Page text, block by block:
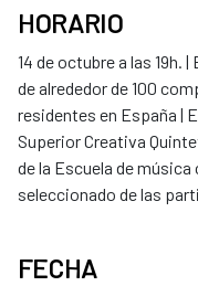
HORARIO
14 de octubre a las 19h.
de alrededor de 100
residentes en España |
Superior Creativa
de la Escuela de
seleccionado de las
FECHA